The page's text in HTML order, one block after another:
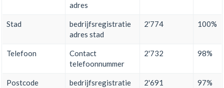
adres
Stad
bedrijfsregistratie
adres stad
2'774 100%
Telefoon
Contact
telefoonnummer
2'732 98%
Postcode
bedrijfsregistratie
2'691 97%